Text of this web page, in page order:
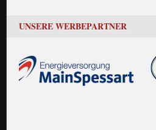
UNSERE WERBEPARTNER